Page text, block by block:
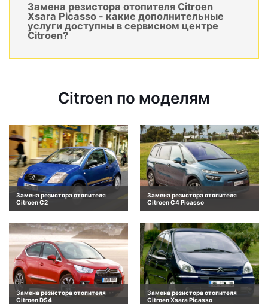
Замена резистора отопителя Citroen
Xsara Picasso - какие дополнительные
услуги доступны в сервисном центре
Citroen?
Citroen по моделям
Замена резистора отопителя
Citroen C2
Замена резистора отопителя
Citroen C4 Picasso
Замена резистора отопителя
Citroen DS4
Замена резистора отопителя
Citroen Xsara Picasso